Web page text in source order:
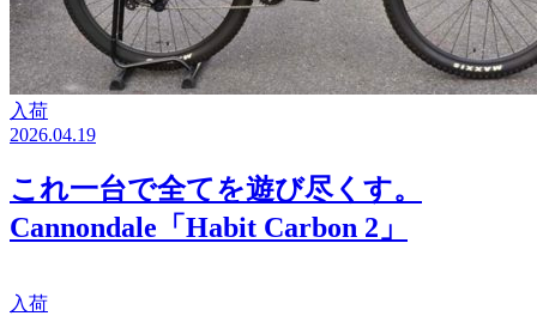
入荷
2026.04.19
これ一台で全てを遊び尽くす。
Cannondale「Habit Carbon 2」
入荷